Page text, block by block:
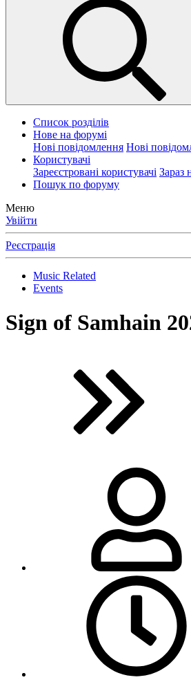
Список розділів
Нове на форумі
Нові повідомлення Нові
Користувачі
Зареєстровані користувачі Зараз
Пошук по форуму
Меню
Увійти
Реєстрація
Music Related
Events
Sign of Samhain